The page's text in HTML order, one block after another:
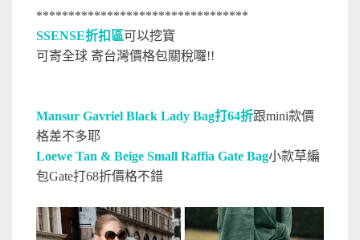
*********************************
SSENSE折扣區可以挖寶
可寄全球 寄台灣價格包關稅囉!!
Mansur Gavriel Black Lady Bag打64折跟mini款價
格差不多耶
Loewe Tan & Beige Small Raffia Gate Bag小款草編
包Gate打68折價格不錯